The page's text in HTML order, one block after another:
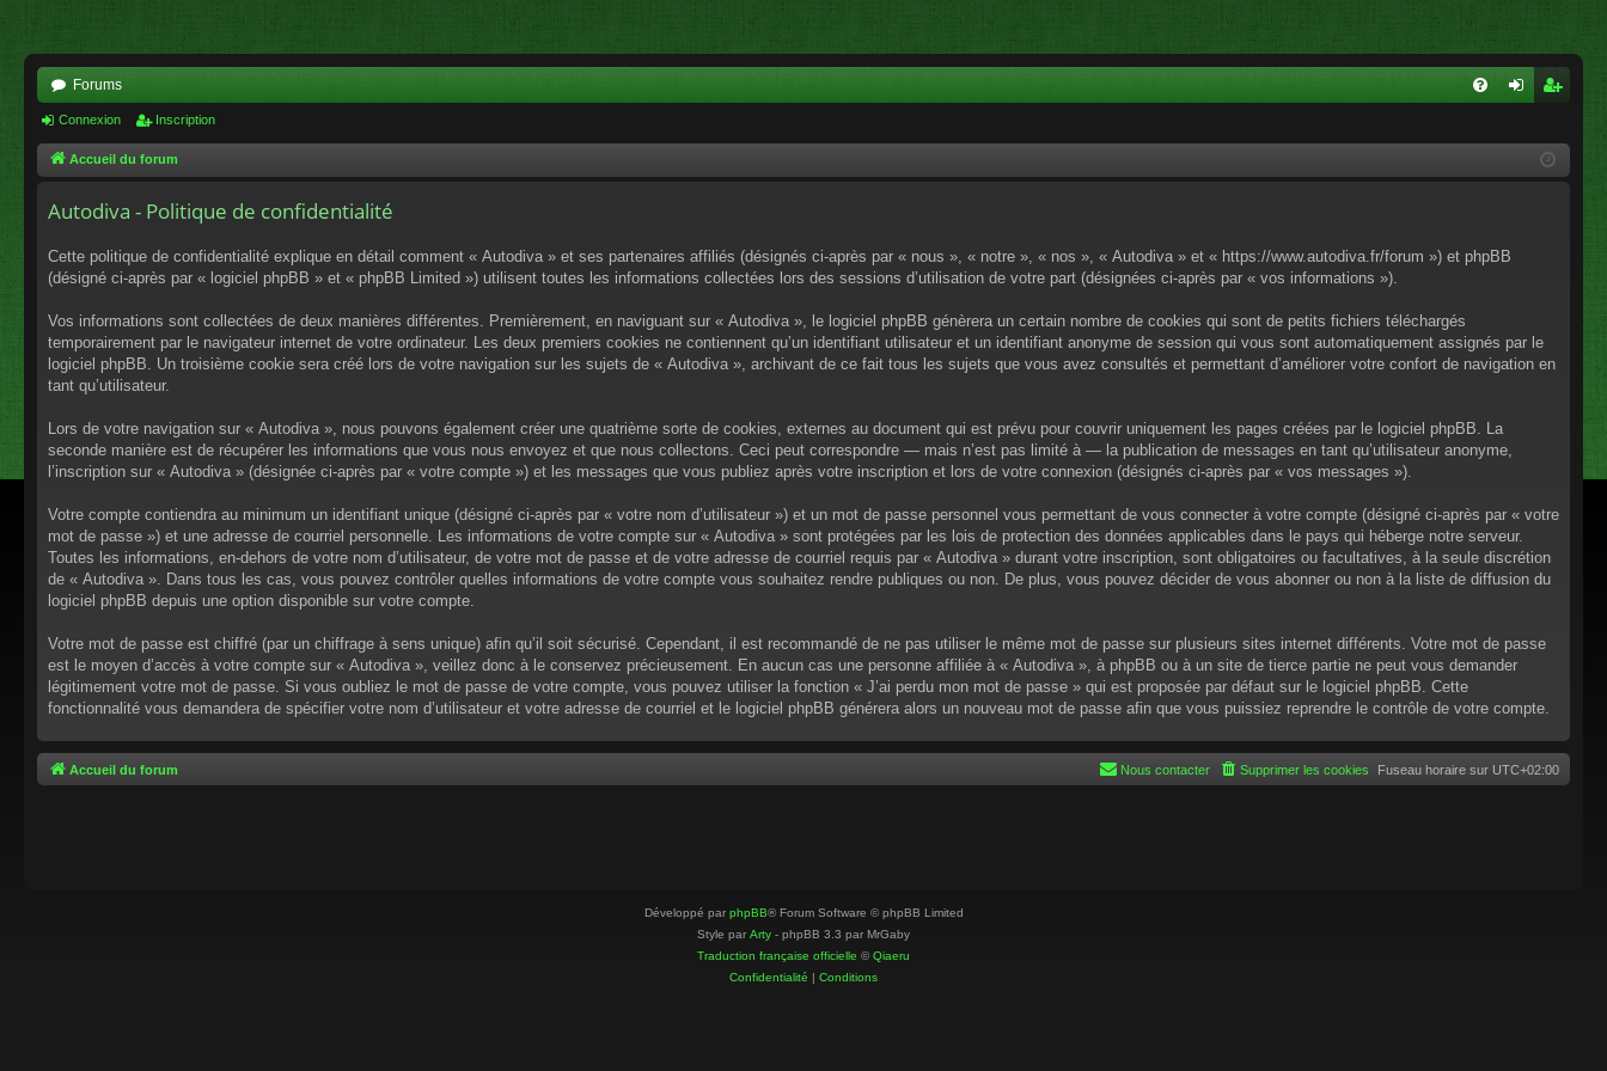
Forums
cri
Connexion Inscription
Accueil du forum
Autodiva - Politique de confidentialité
Cette politique de confidentialité explique en détail comment « Autodiva » et ses partenaires affiliés (désignés ci-après par « nous », « notre », « nos », « Autodiva » et « https://www.autodiva.fr/forum ») et phpBB
(désigné ci-après par « logiciel phpBB » et « phpBB Limited ») utilisent toutes les informations collectées lors des sessions d’utilisation de votre part (désignées ci-après par « vos informations »).
Vos informations sont collectées de deux manières différentes. Premièrement, en naviguant sur « Autodiva », le logiciel phpBB génèrera un certain nombre de cookies qui sont de petits fichiers téléchargés
temporairement par le navigateur internet de votre ordinateur. Les deux premiers cookies ne contiennent qu’un identifiant utilisateur et un identifiant anonyme de session qui vous sont automatiquement assignés par le
logiciel phpBB. Un troisième cookie sera créé lors de votre navigation sur les sujets de « Autodiva », archivant de ce fait tous les sujets que vous avez consultés et permettant d’améliorer votre confort de navigation en
tant qu’utilisateur.
Lors de votre navigation sur « Autodiva », nous pouvons également créer une quatrième sorte de cookies, externes au document qui est prévu pour couvrir uniquement les pages créées par le logiciel phpBB. La
seconde manière est de récupérer les informations que vous nous envoyez et que nous collectons. Ceci peut correspondre — mais n’est pas limité à — la publication de messages en tant qu’utilisateur anonyme,
l’inscription sur « Autodiva » (désignée ci-après par « votre compte ») et les messages que vous publiez après votre inscription et lors de votre connexion (désignés ci-après par « vos messages »).
Votre compte contiendra au minimum un identifiant unique (désigné ci-après par « votre nom d’utilisateur ») et un mot de passe personnel vous permettant de vous connecter à votre compte (désigné ci-après par « votre
mot de passe ») et une adresse de courriel personnelle. Les informations de votre compte sur « Autodiva » sont protégées par les lois de protection des données applicables dans le pays qui héberge notre serveur.
Toutes les informations, en-dehors de votre nom d’utilisateur, de votre mot de passe et de votre adresse de courriel requis par « Autodiva » durant votre inscription, sont obligatoires ou facultatives, à la seule discrétion
de « Autodiva ». Dans tous les cas, vous pouvez contrôler quelles informations de votre compte vous souhaitez rendre publiques ou non. De plus, vous pouvez décider de vous abonner ou non à la liste de diffusion du
logiciel phpBB depuis une option disponible sur votre compte.
Votre mot de passe est chiffré (par un chiffrage à sens unique) afin qu’il soit sécurisé. Cependant, il est recommandé de ne pas utiliser le même mot de passe sur plusieurs sites internet différents. Votre mot de passe
est le moyen d’accès à votre compte sur « Autodiva », veillez donc à le conservez précieusement. En aucun cas une personne affiliée à « Autodiva », à phpBB ou à un site de tierce partie ne peut vous demander
légitimement votre mot de passe. Si vous oubliez le mot de passe de votre compte, vous pouvez utiliser la fonction « J’ai perdu mon mot de passe » qui est proposée par défaut sur le logiciel phpBB. Cette
fonctionnalité vous demandera de spécifier votre nom d’utilisateur et votre adresse de courriel et le logiciel phpBB générera alors un nouveau mot de passe afin que vous puissiez reprendre le contrôle de votre compte.
Accueil du forum Fuseau horaire sur UTC+02:00
Supprimer les cookies
Nous contacter
Développé par phpBB® Forum Software © phpBB Limited
Style par Arty - phpBB 3.3 par MrGaby
Traduction française officielle ©Qiaeru
Confidentialité | Conditions